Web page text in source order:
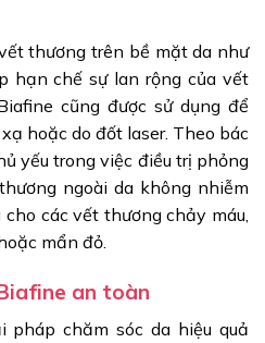
thương trên bề mặt da như
hạn chế sự lan rộng của vết
cũng được sử dụng để
hoặc do đốt laser. Theo bác
yếu trong việc điều trị phỏng
ngoài da không nhiễm
các vết thương chảy máu,
mẩn đỏ.
an toàn
pháp chăm sóc da hiệu quả